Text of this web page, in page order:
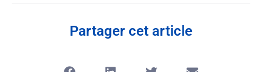
Partager cet article